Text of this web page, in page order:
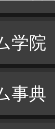
学院
事典